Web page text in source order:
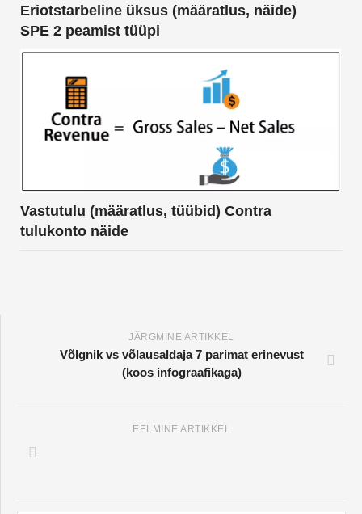
Eriotstarbeline üksus (määratlus, näide)
SPE 2 peamist tüüpi
Vastutulu (määratlus, tüübid) Contra
tulukonto näide
JÄRGMINE ARTIKKEL
Võlgnik vs võlausaldaja 7 parimat erinevust
(koos infograafikaga)
EELMINE ARTIKKEL